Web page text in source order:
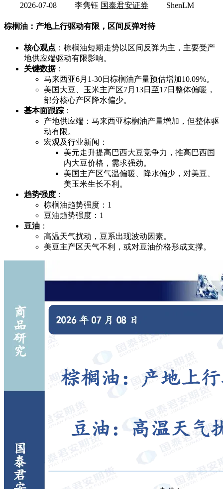
2026-07-08 李隽钰 国泰君安证券 ShenLM
棕榈油：产地上行驱动有限，区间反弹对待
核心观点 ：棕榈油短期走势以区间反弹为主，主要受产
地供应端驱动有限影响。
关键数据：
马来西亚6月1-30日棕榈油产量预估增加10.09%。
美国大豆、玉米主产区7月13日至17日整体偏暖，
部分核心产区降水偏少。
基本面跟踪 ：
产地供应端：马来西亚棕榈油产量增加，但整体驱
动有限。
宏观及行业新闻：
美元走升提高巴西大豆竞争力，推高巴西国
内大豆价格，需求强劲。
美国主产区气温偏暖、降水偏少，对美豆、
美玉米生长不利。
趋势强度 ：
棕榈油趋势强度：1
豆油趋势强度：1
豆油 ：
高温天气扰动，豆系出现波动因素。
美豆主产区天气不利，或对豆油价格形成支撑。